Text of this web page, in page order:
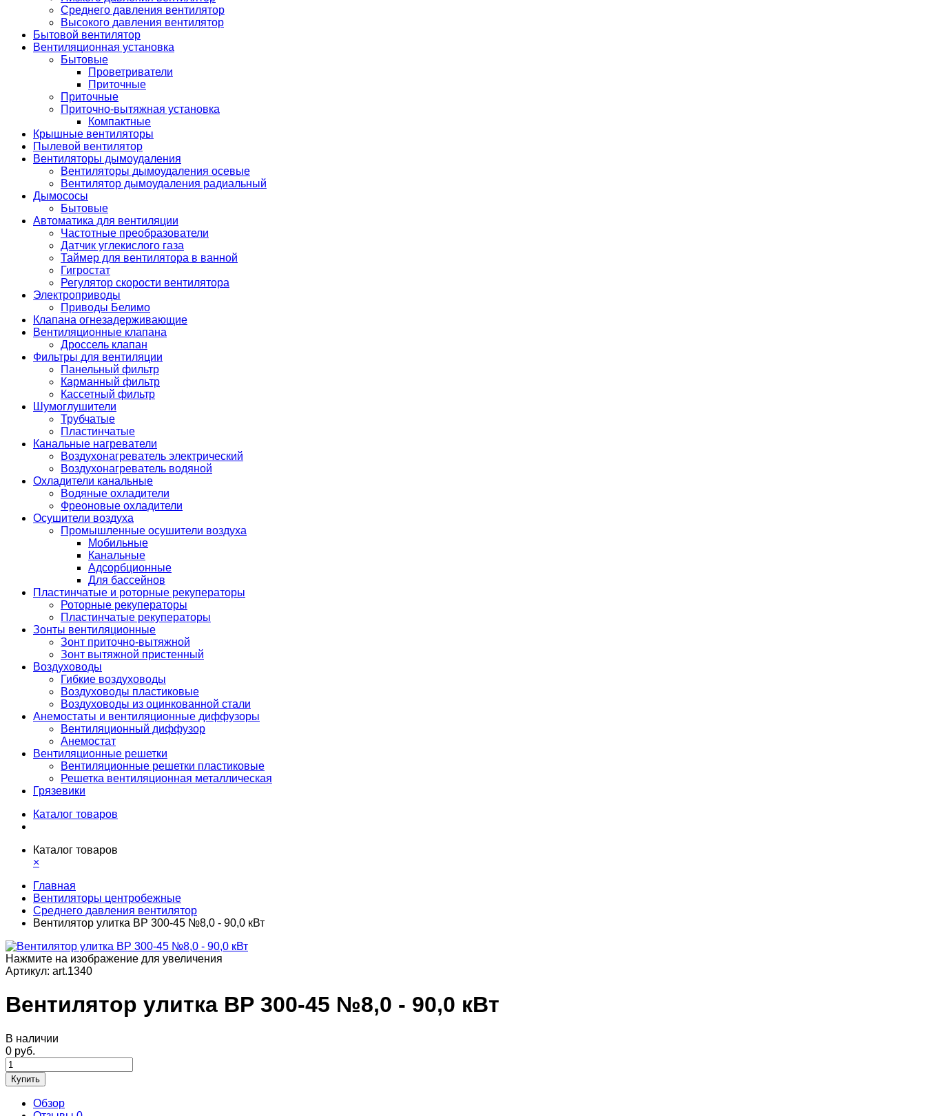
Среднего давления вентилятор
Высокого давления вентилятор
Бытовой вентилятор
Вентиляционная установка
Бытовые
Проветриватели
Приточные
Приточные
Приточно-вытяжная установка
Компактные
Крышные вентиляторы
Пылевой вентилятор
Вентиляторы дымоудаления
Вентиляторы дымоудаления осевые
Вентилятор дымоудаления радиальный
Дымососы
Бытовые
Автоматика для вентиляции
Частотные преобразователи
Датчик углекислого газа
Таймер для вентилятора в ванной
Гигростат
Регулятор скорости вентилятора
Электроприводы
Приводы Белимо
Клапана огнезадерживающие
Вентиляционные клапана
Дроссель клапан
Фильтры для вентиляции
Панельный фильтр
Карманный фильтр
Кассетный фильтр
Шумоглушители
Трубчатые
Пластинчатые
Канальные нагреватели
Воздухонагреватель электрический
Воздухонагреватель водяной
Охладители канальные
Водяные охладители
Фреоновые охладители
Осушители воздуха
Промышленные осушители воздуха
Мобильные
Канальные
Адсорбционные
Для бассейнов
Пластинчатые и роторные рекуператоры
Роторные рекуператоры
Пластинчатые рекуператоры
Зонты вентиляционные
Зонт приточно-вытяжной
Зонт вытяжной пристенный
Воздуховоды
Гибкие воздуховоды
Воздуховоды пластиковые
Воздуховоды из оцинкованной стали
Анемостаты и вентиляционные диффузоры
Вентиляционный диффузор
Анемостат
Вентиляционные решетки
Вентиляционные решетки пластиковые
Решетка вентиляционная металлическая
Грязевики
Каталог товаров
Каталог товаров
×
Главная
Вентиляторы центробежные
Среднего давления вентилятор
Вентилятор улитка ВР 300-45 №8,0 - 90,0 кВт
Нажмите на изображение для увеличения
Артикул: art.1340
Вентилятор улитка ВР 300-45 №8,0 - 90,0 кВт
В наличии
0 руб.
Купить
Обзор